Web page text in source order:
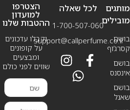
מותגים
מובילים
בושם
קסרג’וף
בושם
אינסנס
בושם
שאנל
לכל שאלה
1-700-507-060
support@callperfume.co.il
הצטרפו
למועדון
ההטבות שלנו
וקבלו עדכונים
על קופונים
ומבצעים
שווים לפני כולם